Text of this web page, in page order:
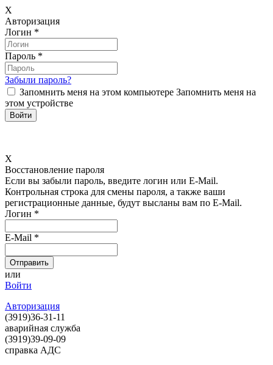
X
Авторизация
Логин *
Пароль *
Забыли пароль?
Запомнить меня на этом компьютере Запомнить меня на
этом устройстве
X
Восстановление пароля
Если вы забыли пароль, введите логин или E-Mail.
Контрольная строка для смены пароля, а также ваши
регистрационные данные, будут высланы вам по E-Mail.
Логин *
E-Mail *
или
Войти
Авторизация
(3919)36-31-11
аварийная служба
(3919)39-09-09
справка АДС